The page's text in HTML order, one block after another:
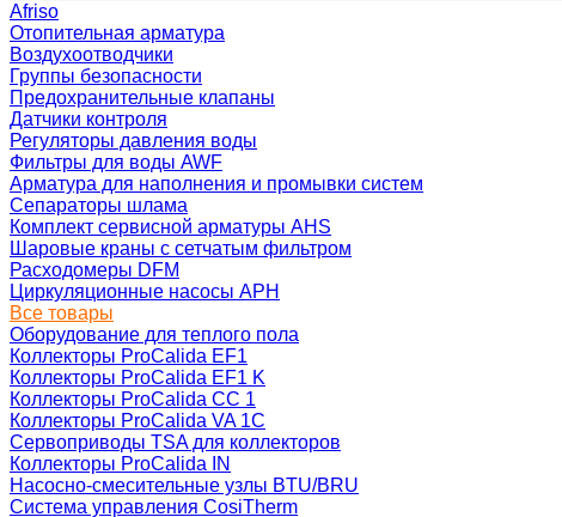
Afriso
Отопительная арматура
Воздухоотводчики
Группы безопасности
Предохранительные клапаны
Датчики контроля
Регуляторы давления воды
Фильтры для воды AWF
Арматура для наполнения и промывки систем
Сепараторы шлама
Комплект сервисной арматуры AHS
Шаровые краны с сетчатым фильтром
Расходомеры DFM
Циркуляционные насосы APH
Все товары
Оборудование для теплого пола
Коллекторы ProCalida EF1
Коллекторы ProCalida EF1 K
Коллекторы ProCalida CC 1
Коллекторы ProCalida VA 1C
Сервоприводы TSA для коллекторов
Коллекторы ProCalida IN
Насосно-смесительные узлы BTU/BRU
Система управления CosiTherm